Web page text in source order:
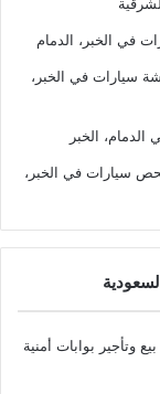
في الخبر، الدمام
سيارات في الخبر،
الخبر
سيارات في الخبر،
وتأجير بوابات أمنية